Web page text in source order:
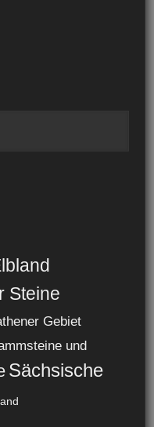
Steine
Gebiet
und
Sächsische